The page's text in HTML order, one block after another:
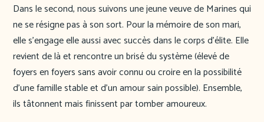
Dans le second, nous suivons une jeune veuve de Marines qui
ne se résigne pas à son sort. Pour la mémoire de son mari,
elle s’engage elle aussi avec succès dans le corps d’élite. Elle
revient de là et rencontre un brisé du système (élevé de
foyers en foyers sans avoir connu ou croire en la possibilité
d’une famille stable et d’un amour sain possible). Ensemble,
ils tâtonnent mais finissent par tomber amoureux.